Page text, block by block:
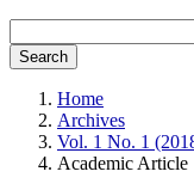
Search
Home
Archives
Vol. 1 No. 1
Academic Article